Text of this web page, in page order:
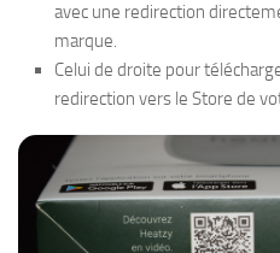
avec une redirection
marque.
Celui de droite pour
redirection vers le Store de